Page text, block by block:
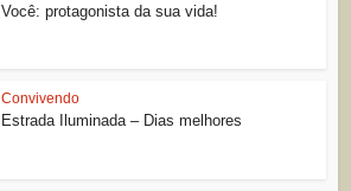
Você: protagonista da sua vida!
Convivendo
Estrada Iluminada – Dias melhores